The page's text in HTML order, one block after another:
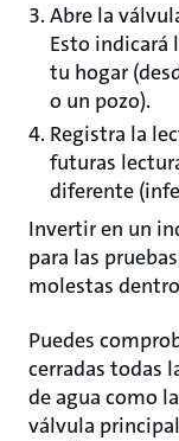
Abre la
Esto indicará
tu hogar
o un pozo).
Registra la
futuras
diferente
Invertir en un
para las
molestas
Puedes
cerradas todas
de agua como
válvula